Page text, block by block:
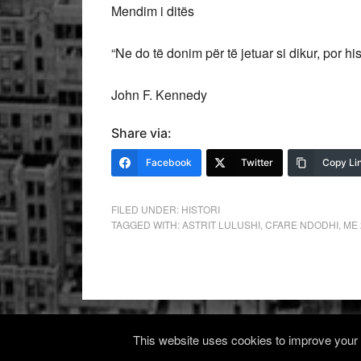
Mendim i ditës
“Ne do të donim për të jetuar si dikur, por
John F. Kennedy
Share via:
Facebook Twitter Copy
FILED UNDER: HISTORI
TAGGED WITH:ASTRIT LULUSHI CFARE NDODHI ME
This website uses cookies to improve